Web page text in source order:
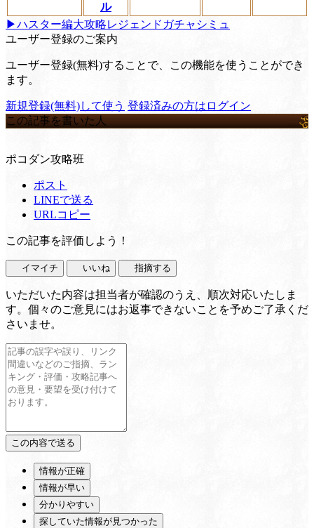
ル
▶ハスター編大攻略レジェンドガチャシミュ
ユーザー登録のご案内
ユーザー登録(無料)することで、この機能を使うことができ
ます。
新規登録(無料)して使う 登録済みの方はログイン
この記事を書いた人
ポコダン攻略班
ポスト
LINEで送る
URLコピー
この記事を評価しよう！
イマイチ いいね 指摘する
いただいた内容は担当者が確認のうえ、順次対応いたしま
す。個々のご意見にはお返事できないことを予めご了承くだ
さいませ。
情報が正確
情報が早い
分かりやすい
探していた情報が見つかった